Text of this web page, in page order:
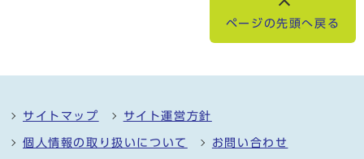
ページの先頭へ戻る
サイトマップ サイト運営方針
個人情報の取り扱いについて お問い合わせ